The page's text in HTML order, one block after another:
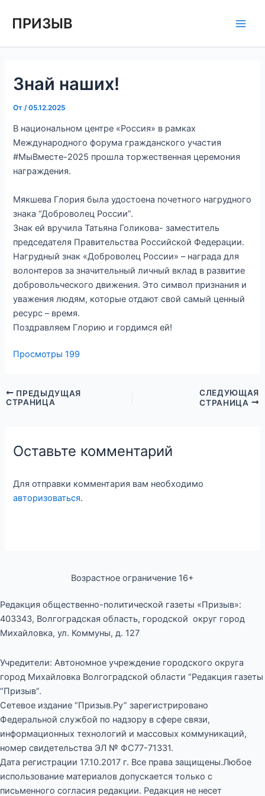
ПРИЗЫВ
Знай наших!
От /05.12.2025
В национальном центре «Россия» в рамках
Международного форума гражданского участия
#МыВместе-2025 прошла торжественная церемония
награждения.
Мякшева Глория была удостоена почетного нагрудного
знака “Доброволец России”.
Знак ей вручила Татьяна Голикова- заместитель
председателя Правительства Российской Федерации.
Нагрудный знак «Доброволец России» – награда для
волонтеров за значительный личный вклад в развитие
добровольческого движения. Это символ признания и
уважения людям, которые отдают свой самый ценный
ресурс – время.
Поздравляем Глорию и гордимся ей!
Просмотры 199
по
ПРЕДЫДУЩАЯ
СТРАНИЦА
СЛЕДУЮЩАЯ
СТРАНИЦА
Оставьте комментарий
Для отправки комментария вам необходимо
авторизоваться.
Возрастное ограничение 16+
Редакция общественно-политической газеты «Призыв»:
403343, Волгоградская область, городской округ город
Михайловка, ул. Коммуны, д. 127
Учредители: Автономное учреждение городского округа
город Михайловка Волгоградской области “Редакция газеты
“Призыв”.
Сетевое издание “Призыв.Ру” зарегистрировано
Федеральной службой по надзору в сфере связи,
информационных технологий и массовых коммуникаций,
номер свидетельства ЭЛ № ФС77-71331.
Дата регистрации 17.10.2017 г. Все права защищены.Любое
использование материалов допускается только с
письменного согласия редакции. Редакция не несет